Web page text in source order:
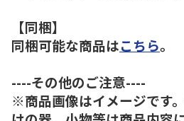
【同梱】
同梱可能な商品はこちら。
----その他のご注意----
※商品画像はイメージです